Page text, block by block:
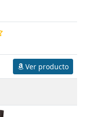
Ver producto